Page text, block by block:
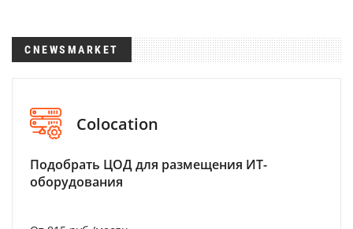
CNEWSMARKET
Colocation
Подобрать ЦОД для размещения ИТ-
оборудования